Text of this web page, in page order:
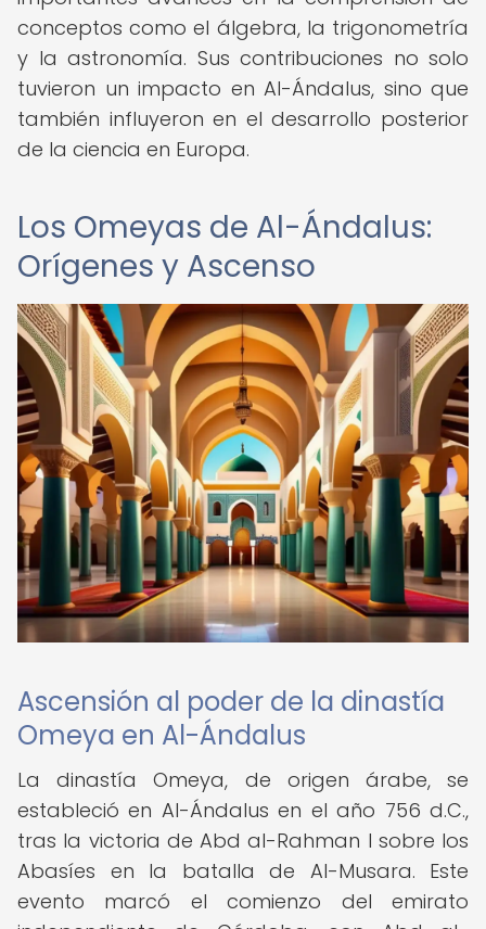
conceptos como el álgebra, la trigonometría
y la astronomía. Sus contribuciones no solo
tuvieron un impacto en Al-Ándalus, sino que
también influyeron en el desarrollo posterior
de la ciencia en Europa.
Los Omeyas de Al-Ándalus:
Orígenes y Ascenso
Ascensión al poder de la dinastía
Omeya en Al-Ándalus
La dinastía Omeya, de origen árabe, se
estableció en Al-Ándalus en el año 756 d.C.,
tras la victoria de Abd al-Rahman I sobre los
Abasíes en la batalla de Al-Musara. Este
evento marcó el comienzo del emirato